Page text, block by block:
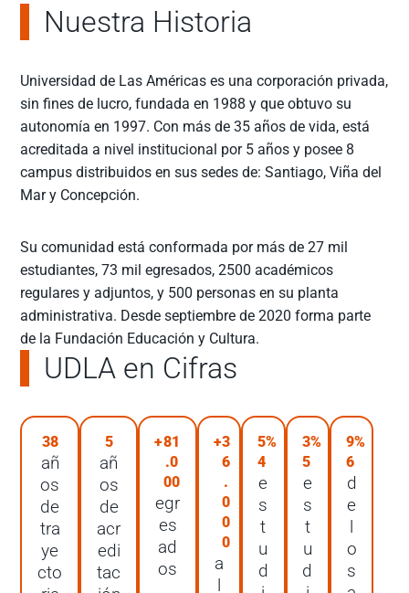
Nuestra Historia
Universidad de Las Américas es una corporación privada,
sin fines de lucro, fundada en 1988 y que obtuvo su
autonomía en 1997. Con más de 35 años de vida, está
acreditada a nivel institucional por 5 años y posee 8
campus distribuidos en sus sedes de: Santiago, Viña del
Mar y Concepción.
Su comunidad está conformada por más de 27 mil
estudiantes, 73 mil egresados, 2500 académicos
regulares y adjuntos, y 500 personas en su planta
administrativa. Desde septiembre de 2020 forma parte
de la Fundación Educación y Cultura.
UDLA en Cifras
38
añ
os
de
tra
ye
cto
5
añ
os
de
acr
edi
tac
+81
.0
00
egr
es
ad
os
+3
6
.
0
0
0
a
l
5
4
%
e
s
t
u
d
3
5
%
e
s
t
u
d
9
6
%
d
e
l
o
s